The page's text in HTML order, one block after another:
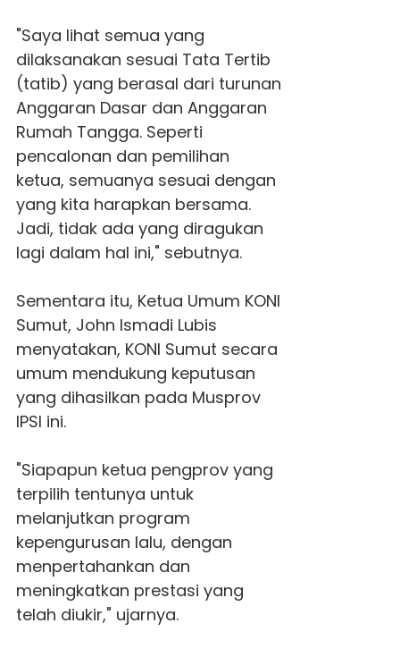
"Saya lihat semua yang
dilaksanakan sesuai Tata Tertib
(tatib) yang berasal dari turunan
Anggaran Dasar dan Anggaran
Rumah Tangga. Seperti
pencalonan dan pemilihan
ketua, semuanya sesuai dengan
yang kita harapkan bersama.
Jadi, tidak ada yang diragukan
lagi dalam hal ini," sebutnya.
Sementara itu, Ketua Umum KONI
Sumut, John Ismadi Lubis
menyatakan, KONI Sumut secara
umum mendukung keputusan
yang dihasilkan pada Musprov
IPSI ini.
"Siapapun ketua pengprov yang
terpilih tentunya untuk
melanjutkan program
kepengurusan lalu, dengan
menpertahankan dan
meningkatkan prestasi yang
telah diukir," ujarnya.